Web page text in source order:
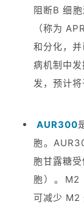
阻断B 细
（称为
和分化，
病机制中
发，预计
AUR300
胞。
胞甘露糖
胞）。M2
可减少 M2